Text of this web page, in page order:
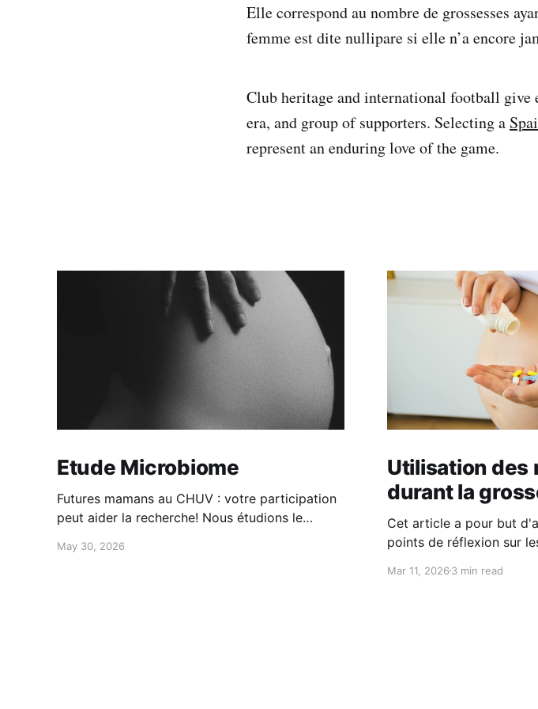
Elle correspond au nombre de grossesses
femme est dite nullipare si elle n’a encore
Club heritage and international football
era, and group of supporters. Selecting a
represent an enduring love of the game.
Etude Microbiome
Futures mamans au CHUV : votre participation
peut aider la recherche! Nous étudions le
à domicile -questionnaires + prélèvements
May 30, 2026
Utilisation des
durant la
Cet article a pour but
points de réflexion sur
substitue en aucun cas
Mar 11, 20263 min read